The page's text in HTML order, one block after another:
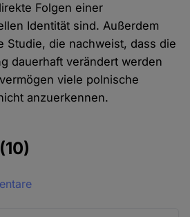
Folgen einer
Identität sind. Außerdem
Studie, die nachweist, dass die
dauerhaft verändert werden
viele polnische
anzuerkennen.
(10)